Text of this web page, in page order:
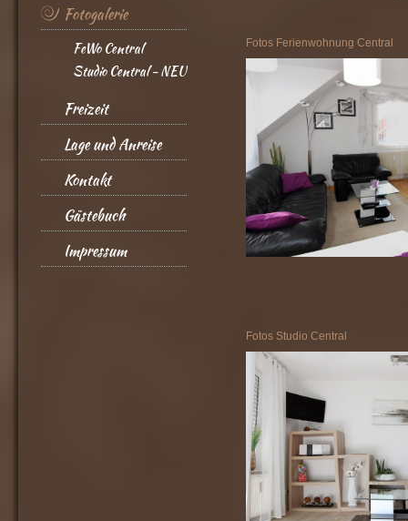
Fotogalerie
FeWo Central
Studio Central - NEU
Freizeit
Lage und Anreise
Kontakt
Gästebuch
Impressum
Fotos Ferienwohnung Central
Fotos Studio Central